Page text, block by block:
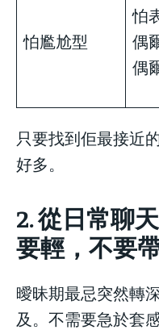
怕尷尬型
怕
偶
偶
只要找到佢最接近
好多。
2. 從日常聊
要輕，不要
曖昧期最忌突然轉
及。不需要急於套